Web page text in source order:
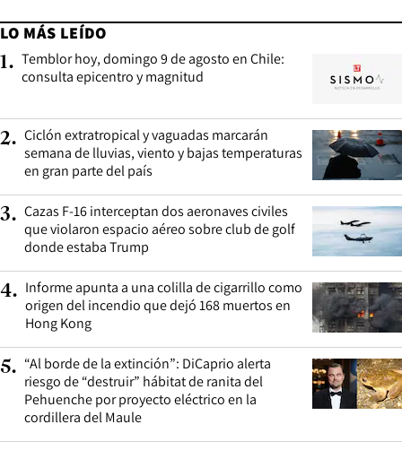
LO MÁS LEÍDO
1. Temblor hoy, domingo 9 de agosto en Chile:
consulta epicentro y magnitud
2. Ciclón extratropical y vaguadas marcarán
semana de lluvias, viento y bajas temperaturas
en gran parte del país
3. Cazas F-16 interceptan dos aeronaves civiles
que violaron espacio aéreo sobre club de golf
donde estaba Trump
4. Informe apunta a una colilla de cigarrillo como
origen del incendio que dejó 168 muertos en
Hong Kong
5. “Al borde de la extinción”: DiCaprio alerta
riesgo de “destruir” hábitat de ranita del
Pehuenche por proyecto eléctrico en la
cordillera del Maule